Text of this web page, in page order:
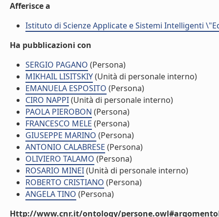
Afferisce a
Istituto di Scienze Applicate e Sistemi Intelligenti
Ha pubblicazioni con
SERGIO PAGANO (Persona)
MIKHAIL LISITSKIY(Unità di personale interno)
EMANUELA ESPOSITO (Persona)
CIRO NAPPI(Unità di personale interno)
PAOLA PIEROBON (Persona)
FRANCESCO MELE (Persona)
GIUSEPPE MARINO (Persona)
ANTONIO CALABRESE (Persona)
OLIVIERO TALAMO (Persona)
ROSARIO MINEI(Unità di personale interno)
ROBERTO CRISTIANO (Persona)
ANGELA TINO (Persona)
Http://www.cnr.it/ontology/